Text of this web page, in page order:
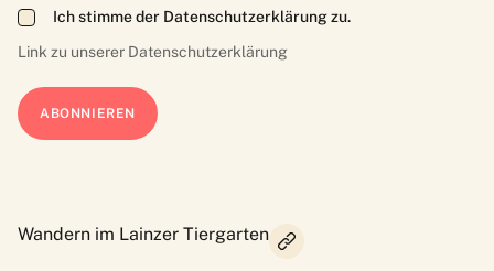
Ich stimme der Datenschutzerklärung zu.
Link zu unserer Datenschutzerklärung
Wandern im Lainzer Tiergarten